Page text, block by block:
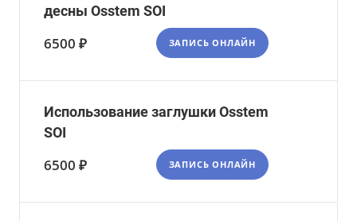
десны Osstem SOI
6500 ₽ ЗАПИСЬ ОНЛАЙН
Использование заглушки Osstem
SOI
6500 ₽ ЗАПИСЬ ОНЛАЙН